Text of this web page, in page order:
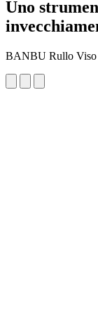
Uno
BANBU Rullo Viso